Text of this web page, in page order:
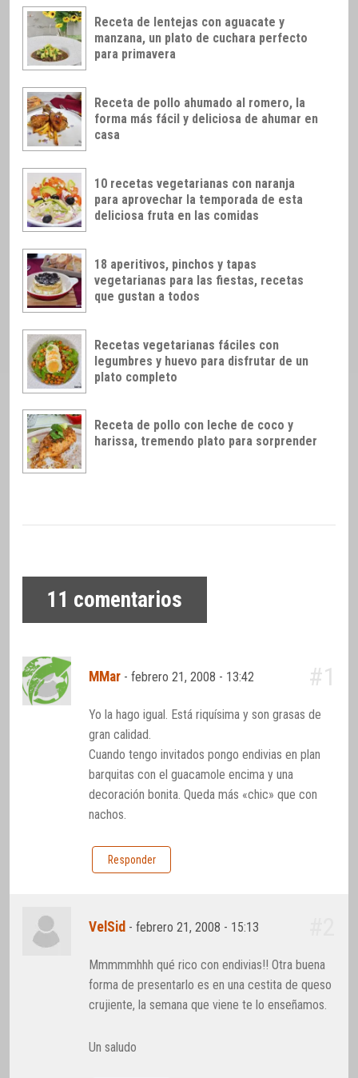
Receta de lentejas con aguacate y
manzana, un plato de cuchara perfecto
para primavera
Receta de pollo ahumado al romero, la
forma más fácil y deliciosa de ahumar en
casa
10 recetas vegetarianas con naranja
para aprovechar la temporada de esta
deliciosa fruta en las comidas
18 aperitivos, pinchos y tapas
vegetarianas para las fiestas, recetas
que gustan a todos
Recetas vegetarianas fáciles con
legumbres y huevo para disfrutar de un
plato completo
Receta de pollo con leche de coco y
harissa, tremendo plato para sorprender
11 comentarios
MMar -febrero 21, 2008 - 13:42 #1
Yo la hago igual. Está riquísima y son grasas de
gran calidad.
Cuando tengo invitados pongo endivias en plan
barquitas con el guacamole encima y una
decoración bonita. Queda más «chic» que con
nachos.
Responder
VelSid -febrero 21, 2008 - 15:13
Mmmmmhhh qué rico con endivias!! Otra buena
forma de presentarlo es en una cestita de queso
crujiente, la semana que viene te lo enseñamos.
Un saludo